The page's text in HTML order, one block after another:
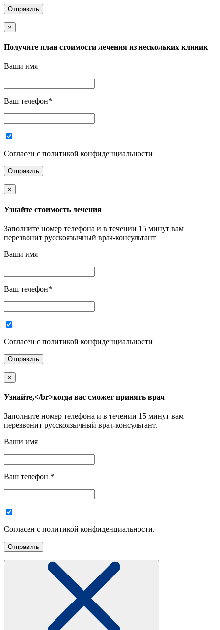
×
Получите план стоимости лечения из нескольких клиник
Ваши имя
Ваш телефон*
Согласен с политикой конфиденциальности
×
Узнайте стоимость лечения
Заполните номер телефона и в течении 15 минут вам
перезвонит русскоязычный врач-консультант
Ваши имя
Ваш телефон*
Согласен с политикой конфиденциальности
×
Узнайте,</br>когда вас сможет принять врач
Заполните номер телефона и в течении 15 минут вам
перезвонит русскоязычный врач-консультант.
Ваши имя
Ваш телефон *
Согласен с политикой конфиденциальности.